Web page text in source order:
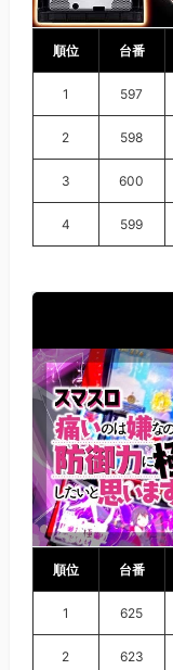
順位 台番
1 597
2 598
3 600
4 599
順位 台番
1 625
2 623